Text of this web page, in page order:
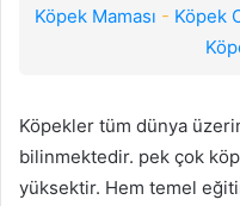
Köpek Maması - Köpek
Köpekler tüm dünya
bilinmektedir. pek çok
yüksektir. Hem temel